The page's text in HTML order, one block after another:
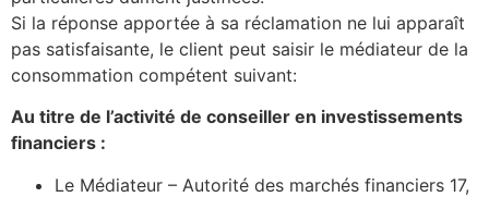
Si la réponse apportée à sa réclamation ne lui apparaît
pas satisfaisante, le client peut saisir le médiateur de la
consommation compétent suivant:
Au titre de l’activité de conseiller en investissements
financiers :
Le Médiateur – Autorité des marchés financiers 17,